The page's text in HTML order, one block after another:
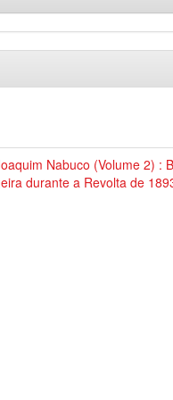
Nabuco (Volume 2) :
durante a Revolta de